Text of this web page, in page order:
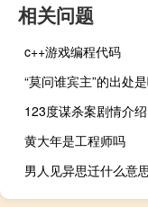
相关问题
c++游戏编程代码
“莫问谁宾主”的出处
123度谋杀案剧情介绍
黄大年是工程师吗
男人见异思迁什么意